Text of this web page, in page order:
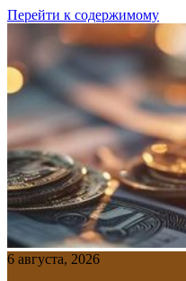
Перейти к содержимому
6 августа, 2026